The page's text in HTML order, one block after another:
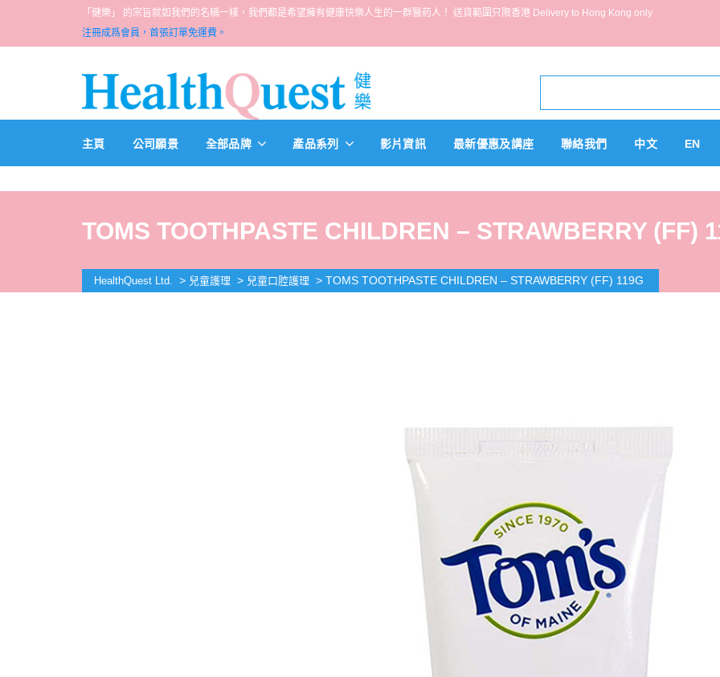
「健樂」 的宗旨就如我們的名稱一樣，我們都是希望擁有健康快樂人生的一群醫葯人！ 送貨範圍只限香港 Delivery to Hong Kong only
注冊成爲會員，首張訂單免運費。
主頁 公司願景 全部品牌 產品系列 影片資訊 最新優惠及講座 聯絡我們 中文 EN
TOMS TOOTHPASTE CHILDREN – STRAWBERRY (FF)
HealthQuest Ltd. > 兒童護理 > 兒童口腔護理 > TOMS TOOTHPASTE CHILDREN – STRAWBERRY (FF) 119G